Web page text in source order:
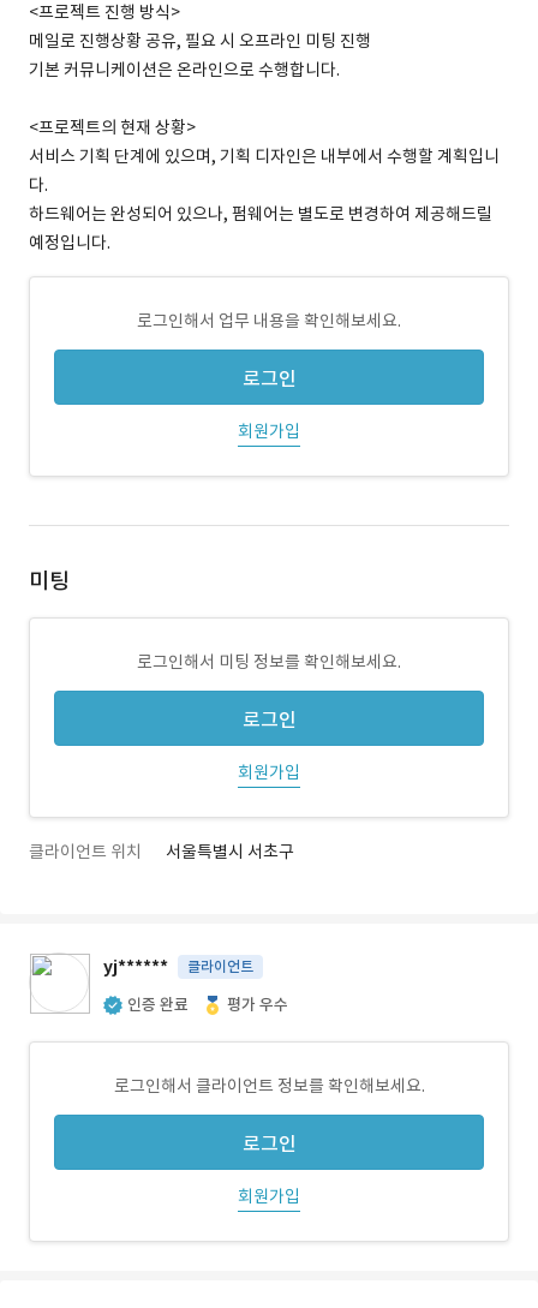
<프로젝트 진행 방식>
메일로 진행상황 공유, 필요 시 오프라인 미팅 진행
기본 커뮤니케이션은 온라인으로 수행합니다.
<프로젝트의 현재 상황>
서비스 기획 단계에 있으며, 기획 디자인은 내부에서 수행할 계획입니
다.
하드웨어는 완성되어 있으나, 펌웨어는 별도로 변경하여 제공해드릴
예정입니다.
로그인해서 업무 내용을 확인해보세요.
로그인
회원가입
미팅
로그인해서 미팅 정보를 확인해보세요.
로그인
회원가입
클라이언트 위치 서울특별시 서초구
yj****** 클라이언트
인증 완료 평가 우수
로그인해서 클라이언트 정보를 확인해보세요.
로그인
회원가입